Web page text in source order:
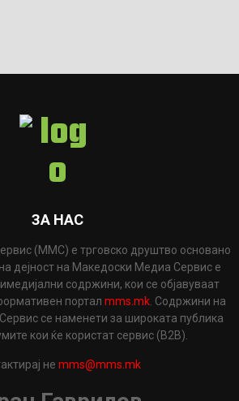
ЗА НАС
(ММС) е трговско друштво основано
дејност на Македоски Медиа Сервис е
содржини, кои се објавуваат
портал mms.mk . Содржини на
се наменети за широката публика
кои ќе користат сервис (B2B).
не mms@mms.mk